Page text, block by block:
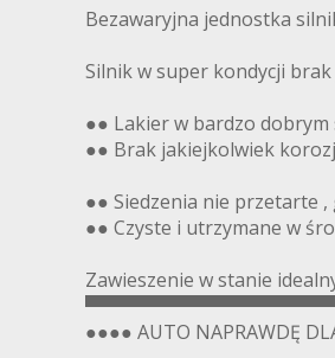
Bezawaryjna jednostka
Silnik w super kondycji
●● Lakier w bardzo
●● Brak jakiejkolwiek
●● Siedzenia nie przetarte
●● Czyste i utrzymane w
Zawieszenie w stanie
●●●● AUTO NAPRAWDĘ